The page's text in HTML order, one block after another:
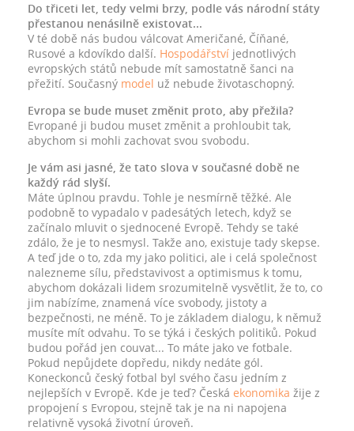
Do třiceti let, tedy velmi brzy, podle vás národní státy
přestanou nenásilně existovat...
V té době nás budou válcovat Američané, Číňané,
Rusové a kdovíkdo další. Hospodářství jednotlivých
evropských států nebude mít samostatně šanci na
přežití. Současný model už nebude životaschopný.
Evropa se bude muset změnit proto, aby přežila?
Evropané ji budou muset změnit a prohloubit tak,
abychom si mohli zachovat svou svobodu.
Je vám asi jasné, že tato slova v současné době ne
každý rád slyší.
Máte úplnou pravdu. Tohle je nesmírně těžké. Ale
podobně to vypadalo v padesátých letech, když se
začínalo mluvit o sjednocené Evropě. Tehdy se také
zdálo, že je to nesmysl. Takže ano, existuje tady skepse.
A teď jde o to, zda my jako politici, ale i celá společnost
nalezneme sílu, představivost a optimismus k tomu,
abychom dokázali lidem srozumitelně vysvětlit, že to, co
jim nabízíme, znamená více svobody, jistoty a
bezpečnosti, ne méně. To je základem dialogu, k němuž
musíte mít odvahu. To se týká i českých politiků. Pokud
budou pořád jen couvat... To máte jako ve fotbale.
Pokud nepůjdete dopředu, nikdy nedáte gól.
Koneckonců český fotbal byl svého času jedním z
nejlepších v Evropě. Kde je teď? Česká ekonomika žije z
propojení s Evropou, stejně tak je na ni napojena
relativně vysoká životní úroveň.